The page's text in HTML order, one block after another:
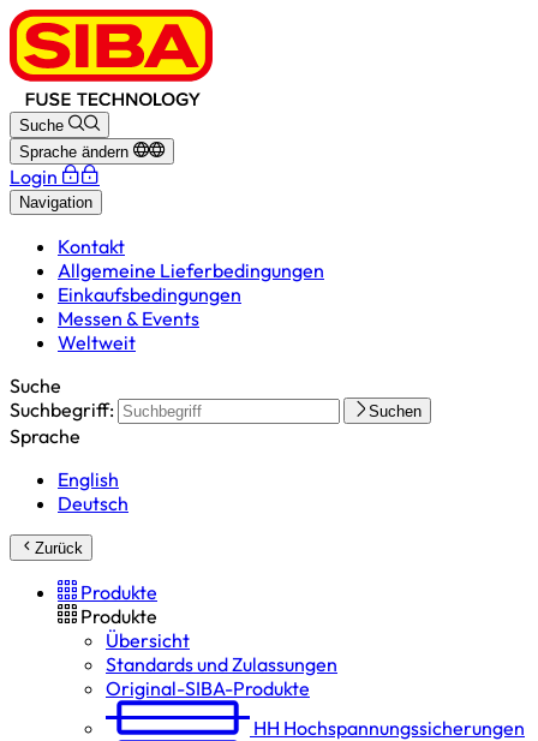
Suche
Sprache ändern
Login
Navigation
Kontakt
Allgemeine Lieferbedingungen
Einkaufsbedingungen
Messen & Events
Weltweit
Suche
Suchbegriff:
Suchen
Sprache
English
Deutsch
Zurück
Produkte
Produkte
Übersicht
Standards und Zulassungen
Original-SIBA-Produkte
HH Hochspannungs­sicherungen